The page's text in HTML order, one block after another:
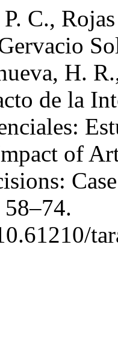
C.,
H.
de la
of